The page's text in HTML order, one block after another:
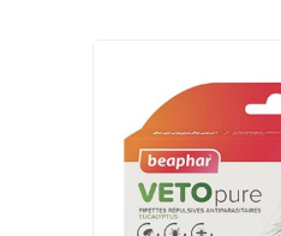
norādītajai sugai un
suņiem paredzētu
lietot kaķim. Pilnvērtīga
guļvietu un telpu
pastaigām un